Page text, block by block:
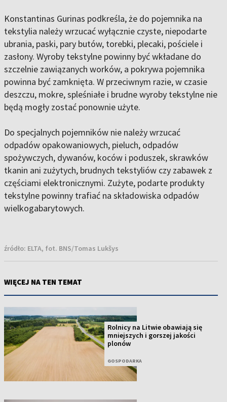
Konstantinas Gurinas podkreśla, że do pojemnika na
tekstylia należy wrzucać wyłącznie czyste, niepodarte
ubrania, paski, pary butów, torebki, plecaki, pościele i
zasłony. Wyroby tekstylne powinny być wkładane do
szczelnie zawiązanych worków, a pokrywa pojemnika
powinna być zamknięta. W przeciwnym razie, w czasie
deszczu, mokre, spleśniałe i brudne wyroby tekstylne nie
będą mogły zostać ponownie użyte.
Do specjalnych pojemników nie należy wrzucać
odpadów opakowaniowych, pieluch, odpadów
spożywczych, dywanów, koców i poduszek, skrawków
tkanin ani zużytych, brudnych tekstyliów czy zabawek z
częściami elektronicznymi. Zużyte, podarte produkty
tekstylne powinny trafiać na składowiska odpadów
wielkogabarytowych.
źródło: ELTA, fot. BNS/Tomas Lukšys
WIĘCEJ NA TEN TEMAT
Rolnicy na Litwie obawiają się
mniejszych i gorszej jakości
plonów
GOSPODARKA